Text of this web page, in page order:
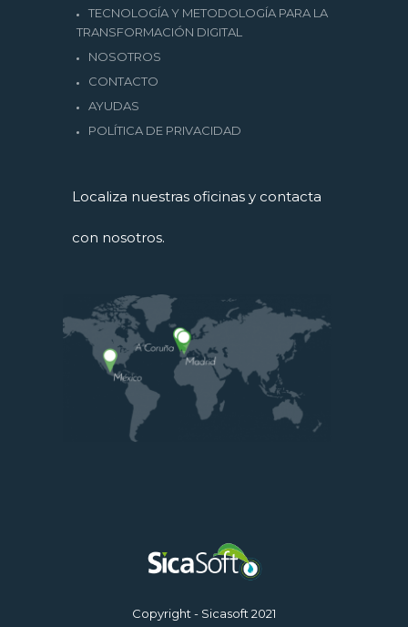
TECNOLOGÍA Y METODOLOGÍA PARA LA
TRANSFORMACIÓN DIGITAL
NOSOTROS
CONTACTO
AYUDAS
POLÍTICA DE PRIVACIDAD
Localiza nuestras oficinas y contacta
con nosotros.
Copyright - Sicasoft 2021